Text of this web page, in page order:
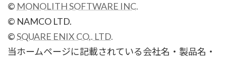
© MONOLITH SOFTWARE INC.
© NAMCO LTD.
©SQUARE ENIX CO,. LTD.
当ホームページに記載されている会社名・製品名・